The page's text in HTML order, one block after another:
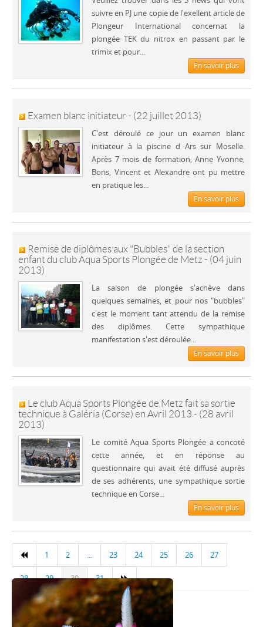
suivre en PJ une copie de l'exellent article de
Plongeur International concernat la
plongée TEK du nitrox en passant par le
trimix et pour...
En savoir plus
Examen blanc initiateur - (22 juillet 2013)
C'est déroulé ce jour un examen blanc
initiateur à la piscine d Ars sur Moselle.
Après 7 mois de formation, Anne Yvonne,
Boris, Vincent et Alexandre ont pu mettre
en pratique les...
En savoir plus
Remise de diplômes aux "Bubbles" de la section
enfant du club Aqua Sports Plongée de Metz - (04 juin
2013)
La saison de plongée s'achève dans
quelques semaines, et pour nos "bubbles"
c'est le moment tant attendu de la remise
des diplômes. Cette sympathique
manifestation s'est déroulée...
En savoir plus
Le club Aqua Sports Plongée de Metz fait sa sortie
technique à Galéria (Corse) en Avril 2013 - (28 avril
2013)
Le comité Aqua Sports Plongée a concoté
cette année, et en réponse au
questionnaire qui avait été diffusé auprès
de ses adhérents, une sympathique sortie
technique en Corse...
En savoir plus
1 2 ... 23 24 25 26 27
28 29 30 31